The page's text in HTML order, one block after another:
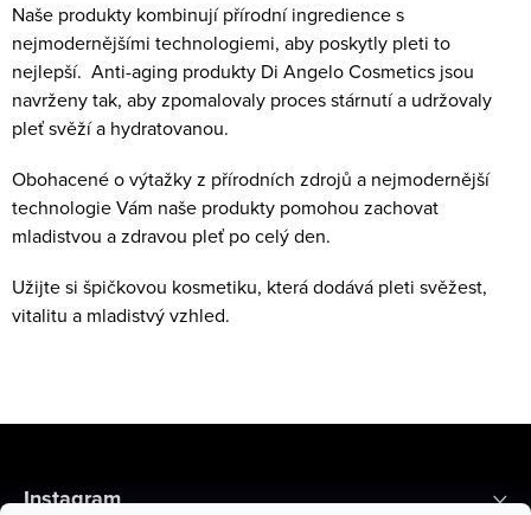
p
r
v
k
y
v
ý
p
s
u
k
o
v
á
í
Naše produkty kombinují přírodní ingredience s
nejmodernějšími technologiemi, aby poskytly pleti to
nejlepší. Anti-aging produkty Di Angelo Cosmetics jsou
navrženy tak, aby zpomalovaly proces stárnutí a udržovaly
pleť svěží a hydratovanou.
Obohacené o výtažky z přírodních zdrojů a nejmodernější
technologie Vám naše produkty pomohou zachovat
mladistvou a zdravou pleť po celý den.
Užijte si špičkovou kosmetiku, která dodává pleti svěžest,
vitalitu a mladistvý vzhled.
Instagram